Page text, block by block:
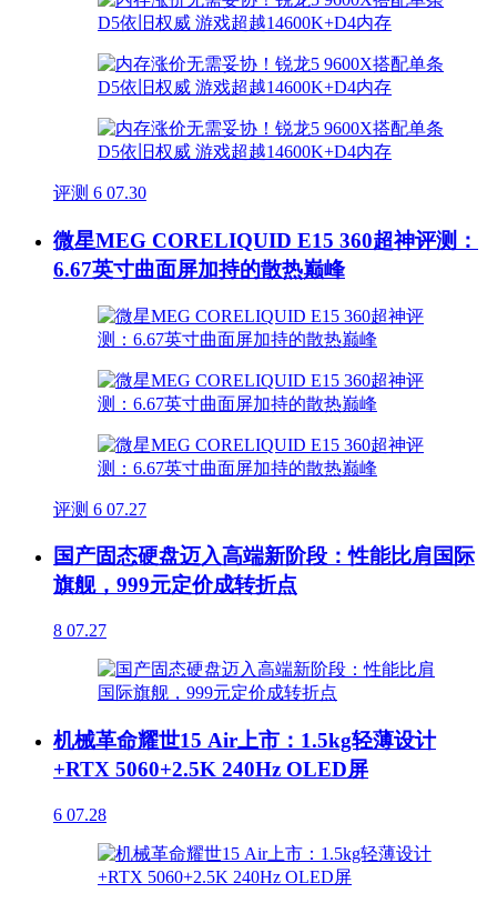
评测 6 07.30
微星MEG CORELIQUID E15 360超神评测：
6.67英寸曲面屏加持的散热巅峰
评测 6 07.27
国产固态硬盘迈入高端新阶段：性能比肩国际
旗舰，999元定价成转折点
8 07.27
机械革命耀世15 Air上市：1.5kg轻薄设计
+RTX 5060+2.5K 240Hz OLED屏
6 07.28